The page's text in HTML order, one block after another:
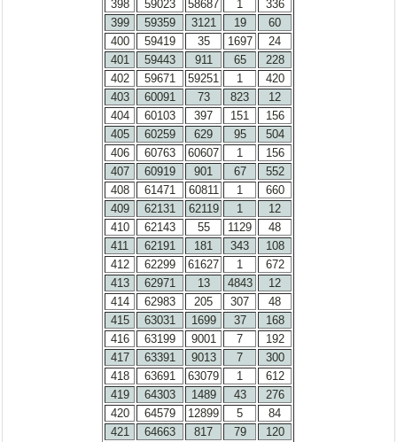
398
59023 58687 1
336
399
59359 3121 19
60
400
59419 35 1697
24
401
59443 911 65
228
402
59671 59251 1
420
403
60091 73 823
12
404
60103 397 151
156
405
60259 629 95
504
406
60763 60607 1
156
407
60919 901 67
552
408
61471 60811 1
660
409
62131 62119 1
12
410
62143 55 1129
48
411
62191 181 343
108
412
62299 61627 1
672
413
62971 13 4843
12
414
62983 205 307
48
415
63031 1699 37
168
416
63199 9001 7
192
417
63391 9013 7
300
418
63691 63079 1
612
419
64303 1489 43
276
420
64579 12899 5
84
421
64663 817 79
120